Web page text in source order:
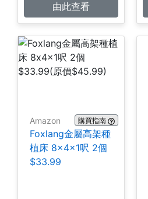
由此查看
Amazon 購買指南
Foxlang金屬高架種
植床 8x4x1呎 2個
$33.99